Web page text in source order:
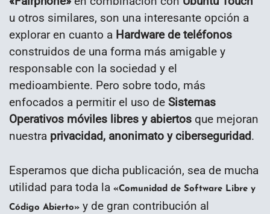
u otros similares, son una interesante opción a
explorar en cuanto a Hardware de teléfonos
construidos de una forma más amigable y
responsable con la sociedad y el
medioambiente. Pero sobre todo, más
enfocados a permitir el uso de Sistemas
Operativos móviles libres y abiertos que mejoran
nuestra privacidad, anonimato y ciberseguridad.
Esperamos que dicha publicación, sea de mucha
utilidad para toda la «Comunidad de Software Libre y
Código Abierto» y de gran contribución al